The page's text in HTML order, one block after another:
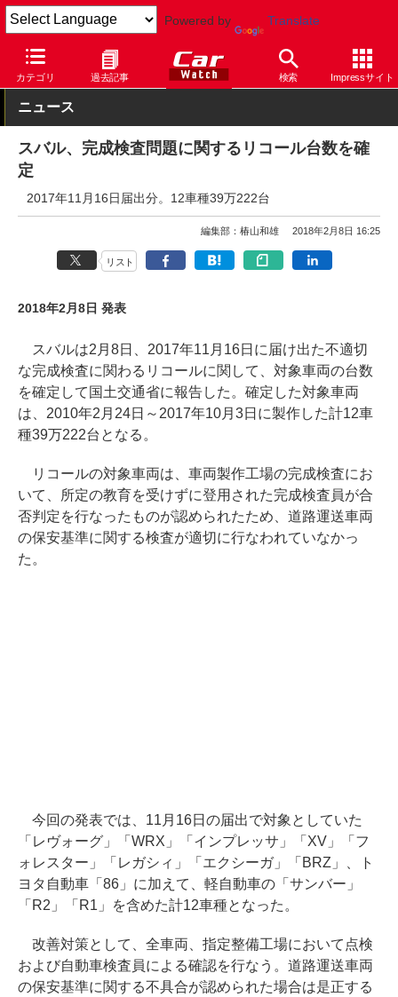
Powered by Translate
カテゴリ 過去記事 検索 Impressサイト
Car Watch 自動車 スバル
ニュース
スバル、完成検査問題に関するリコール台数を確
定
2017年11月16日届出分。12車種39万222台
編集部：椿山和雄 2018年2月8日 16:25
リスト
2018年2月8日 発表
スバルは2月8日、2017年11月16日に届け出た不適切
な完成検査に関わるリコールに関して、対象車両の台数
を確定して国土交通省に報告した。確定した対象車両
は、2010年2月24日～2017年10月3日に製作した計12車
種39万222台となる。
リコールの対象車両は、車両製作工場の完成検査にお
いて、所定の教育を受けずに登用された完成検査員が合
否判定を行なったものが認められたため、道路運送車両
の保安基準に関する検査が適切に行なわれていなかっ
た。
今回の発表では、11月16日の届出で対象としていた
「レヴォーグ」「WRX」「インプレッサ」「XV」「フ
ォレスター」「レガシィ」「エクシーガ」「BRZ」、ト
ヨタ自動車「86」に加えて、軽自動車の「サンバー」
「R2」「R1」を含めた計12車種となった。
改善対策として、全車両、指定整備工場において点検
および自動車検査員による確認を行なう。道路運送車両
の保安基準に関する不具合が認められた場合は是正する